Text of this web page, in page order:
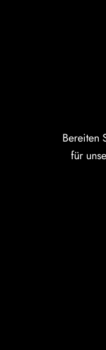
Bereiten
für